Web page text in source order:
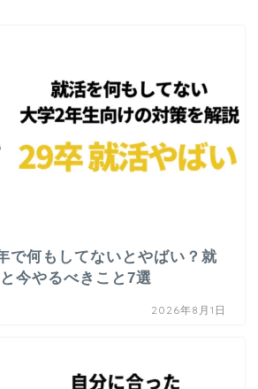
で何もしてないとやばい？就
今やるべきこと7選
2026年8月1日